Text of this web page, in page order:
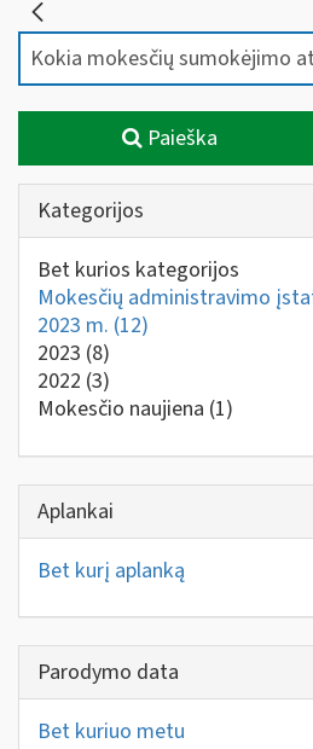
Paieška
Kategorijos
Bet kurios kategorijos
Mokesčių administravimo
2023 m. (12)
2023 (8)
2022 (3)
Mokesčio naujiena (1)
Aplankai
Bet kurį aplanką
Parodymo data
Bet kuriuo metu